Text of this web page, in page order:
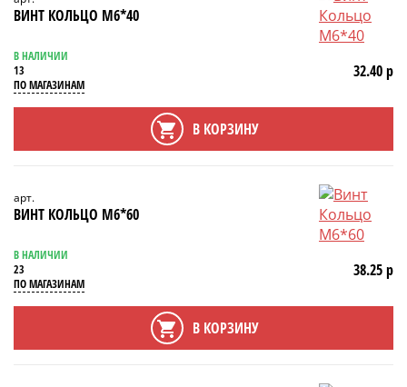
ВИНТ КОЛЬЦО М6*40
В НАЛИЧИИ
13
ПО МАГАЗИНАМ
32.40 р
В КОРЗИНУ
арт.
ВИНТ КОЛЬЦО М6*60
В НАЛИЧИИ
23
ПО МАГАЗИНАМ
38.25 р
В КОРЗИНУ